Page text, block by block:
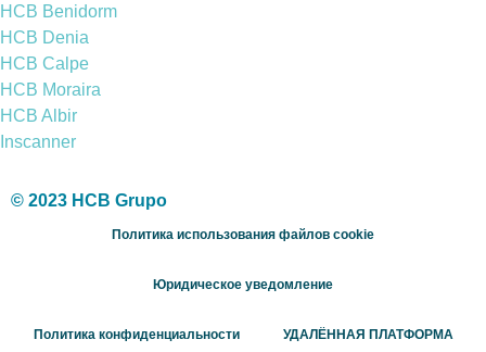
HCB Benidorm
HCB Denia
HCB Calpe
HCB Moraira
HCB Albir
Inscanner
© 2023 HCB Grupo
Политика использования файлов cookie
Юридическое уведомление
Политика конфиденциальности УДАЛЁННАЯ ПЛАТФОРМА